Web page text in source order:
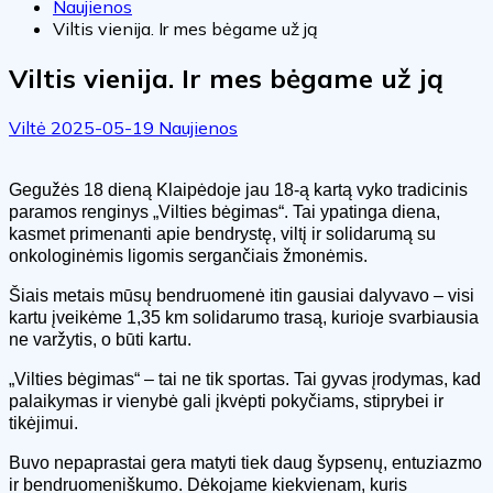
Naujienos
Viltis vienija. Ir mes bėgame už ją
Viltis vienija. Ir mes bėgame už ją
Viltė 2025-05-19 Naujienos
Gegužės 18 dieną Klaipėdoje jau 18-ą kartą vyko tradicinis
paramos renginys „Vilties bėgimas“. Tai ypatinga diena,
kasmet primenanti apie bendrystę, viltį ir solidarumą su
onkologinėmis ligomis sergančiais žmonėmis.
Šiais metais mūsų bendruomenė itin gausiai dalyvavo – visi
kartu įveikėme 1,35 km solidarumo trasą, kurioje svarbiausia
ne varžytis, o būti kartu.
„Vilties bėgimas“ – tai ne tik sportas. Tai gyvas įrodymas, kad
palaikymas ir vienybė gali įkvėpti pokyčiams, stiprybei ir
tikėjimui.
Buvo nepaprastai gera matyti tiek daug šypsenų, entuziazmo
ir bendruomeniškumo. Dėkojame kiekvienam, kuris